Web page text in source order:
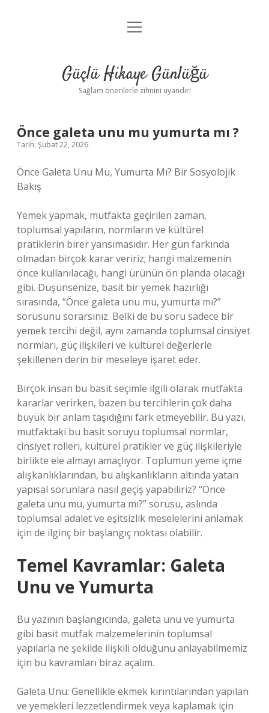
Anasayfa
Yasal Uyarı
menüyü
Güçlü Hikaye Günlüğü
Sağlam önerilerle zihnini uyandır!
Önce galeta unu mu yumurta mı ?
Tarih: Şubat 22, 2026
Önce Galeta Unu Mu, Yumurta Mı? Bir Sosyolojik
Bakış
Yemek yapmak, mutfakta geçirilen zaman,
toplumsal yapıların, normların ve kültürel
pratiklerin birer yansımasıdır. Her gün farkında
olmadan birçok karar veririz; hangi malzemenin
önce kullanılacağı, hangi ürünün ön planda olacağı
gibi. Düşünsenize, basit bir yemek hazırlığı
sırasında, “Önce galeta unu mu, yumurta mı?”
sorusunu sorarsınız. Belki de bu soru sadece bir
yemek tercihi değil, aynı zamanda toplumsal cinsiyet
normları, güç ilişkileri ve kültürel değerlerle
şekillenen derin bir meseleye işaret eder.
Birçok insan bu basit seçimle ilgili olarak mutfakta
kararlar verirken, bazen bu tercihlerin çok daha
büyük bir anlam taşıdığını fark etmeyebilir. Bu yazı,
mutfaktaki bu basit soruyu toplumsal normlar,
cinsiyet rolleri, kültürel pratikler ve güç ilişkileriyle
birlikte ele almayı amaçlıyor. Toplumun yeme içme
alışkanlıklarından, bu alışkanlıkların altında yatan
yapısal sorunlara nasıl geçiş yapabiliriz? “Önce
galeta unu mu, yumurta mı?” sorusu, aslında
toplumsal adalet ve eşitsizlik meselelerini anlamak
için de ilginç bir başlangıç noktası olabilir.
Temel Kavramlar: Galeta
Unu ve Yumurta
Bu yazının başlangıcında, galeta unu ve yumurta
gibi basit mutfak malzemelerinin toplumsal
yapılarla ne şekilde ilişkili olduğunu anlayabilmemiz
için bu kavramları biraz açalım.
Galeta Unu: Genellikle ekmek kırıntılarından yapılan
ve yemekleri lezzetlendirmek veya kaplamak için